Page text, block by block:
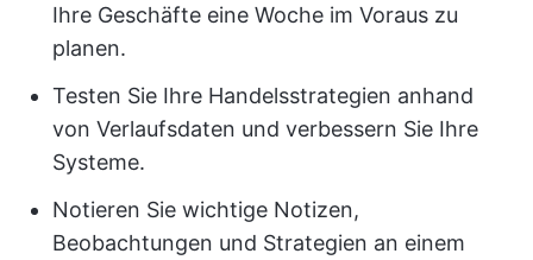
Ihre Geschäfte eine Woche im Voraus zu
planen.
Testen Sie Ihre Handelsstrategien anhand
von Verlaufsdaten und verbessern Sie Ihre
Systeme.
Notieren Sie wichtige Notizen,
Beobachtungen und Strategien an einem